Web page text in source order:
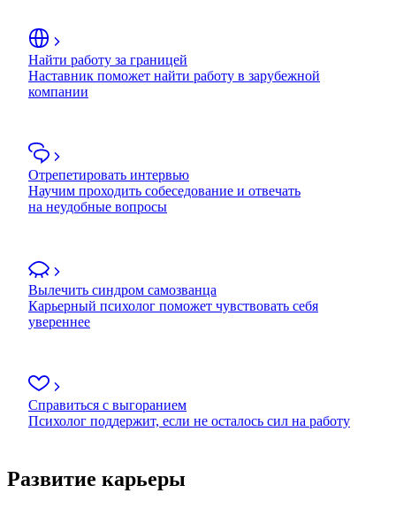
Найти работу за границей
Наставник поможет найти работу в зарубежной
компании
Отрепетировать интервью
Научим проходить собеседование и отвечать
на неудобные вопросы
Вылечить синдром самозванца
Карьерный психолог поможет чувствовать себя
увереннее
Справиться с выгоранием
Психолог поддержит, если не осталось сил на работу
Развитие карьеры